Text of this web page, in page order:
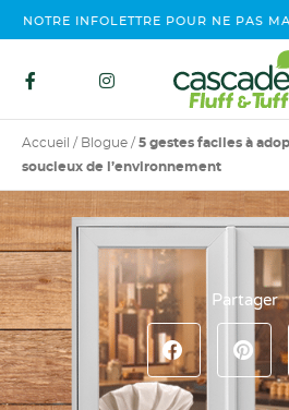
INFOLETTRE POUR NE PAS
Accueil / Blogue / 5 gestes faciles à
soucieux de l’environnement
Partager